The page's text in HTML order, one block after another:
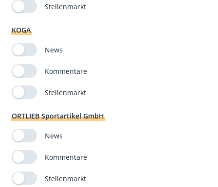
Stellenmarkt
KOGA
News
Kommentare
Stellenmarkt
ORTLIEB Sportartikel GmbH
News
Kommentare
Stellenmarkt